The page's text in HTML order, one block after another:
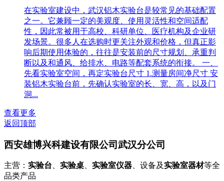
在实验室建设中，武汉铝木实验台是较常见的基础配置
之一。它兼顾一定的美观度、使用灵活性和空间适配
性，因此常被用于高校、科研单位、医疗机构及企业研
发场景。很多人在选购时更关注外观和价格，但真正影
响后期使用体验的，往往是安装前的尺寸规划、承重判
断以及和通风、给排水、电路等配套系统的衔接。 一、
先看实验室空间，再定实验台尺寸 1.测量房间净尺寸 安
装铝木实验台前，先确认实验室的长、宽、高，以及门
洞...
查看更多
返回顶部
西安雄博兴科建设有限公司武汉分公司
主营： 实验台 实验桌 实验室仪器 、设备及实验室器材等全
品类产品